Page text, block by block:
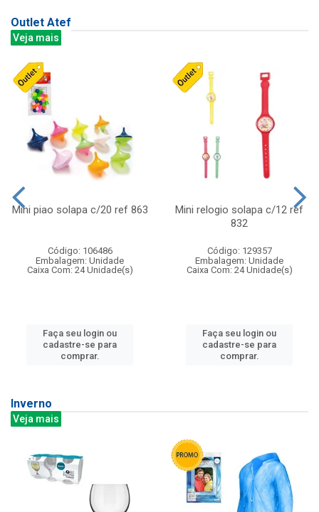
Outlet Atef
Veja mais
Mini piao solapa c/20 ref 863
Código: 106486
Embalagem: Unidade
Caixa Com: 24 Unidade(s)
Faça seu login ou
cadastre-se para
comprar.
Mini relogio solapa c/12 ref
832
Código: 129357
Embalagem: Unidade
Caixa Com: 24 Unidade(s)
Faça seu login ou
cadastre-se para
comprar.
Inverno
Veja mais